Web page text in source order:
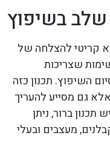
בשיפוץ
קריטי להצלחה של
שצריכות
השיפוץ. תכנון כזה
גם מסייע להעריך
ברור, ניתן
מעצבים ובעלי